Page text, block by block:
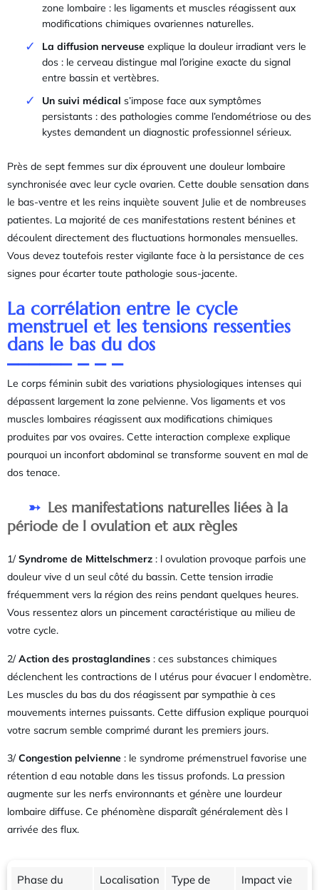
zone lombaire : les ligaments et muscles réagissent aux
modifications chimiques ovariennes naturelles.
La diffusion nerveuse explique la douleur irradiant vers le
dos : le cerveau distingue mal l’origine exacte du signal
entre bassin et vertèbres.
Un suivi médical s’impose face aux symptômes
persistants : des pathologies comme l’endométriose ou des
kystes demandent un diagnostic professionnel sérieux.
Près de sept femmes sur dix éprouvent une douleur lombaire
synchronisée avec leur cycle ovarien. Cette double sensation dans
le bas-ventre et les reins inquiète souvent Julie et de nombreuses
patientes. La majorité de ces manifestations restent bénines et
découlent directement des fluctuations hormonales mensuelles.
Vous devez toutefois rester vigilante face à la persistance de ces
signes pour écarter toute pathologie sous-jacente.
La corrélation entre le cycle
menstruel et les tensions ressenties
dans le bas du dos
Le corps féminin subit des variations physiologiques intenses qui
dépassent largement la zone pelvienne. Vos ligaments et vos
muscles lombaires réagissent aux modifications chimiques
produites par vos ovaires. Cette interaction complexe explique
pourquoi un inconfort abdominal se transforme souvent en mal de
dos tenace.
Les manifestations naturelles liées à la
période de l ovulation et aux règles
1/Syndrome de Mittelschmerz : l ovulation provoque parfois une
douleur vive d un seul côté du bassin. Cette tension irradie
fréquemment vers la région des reins pendant quelques heures.
Vous ressentez alors un pincement caractéristique au milieu de
votre cycle.
2/Action des prostaglandines : ces substances chimiques
déclenchent les contractions de l utérus pour évacuer l endomètre.
Les muscles du bas du dos réagissent par sympathie à ces
mouvements internes puissants. Cette diffusion explique pourquoi
votre sacrum semble comprimé durant les premiers jours.
3/Congestion pelvienne : le syndrome prémenstruel favorise une
rétention d eau notable dans les tissus profonds. La pression
augmente sur les nerfs environnants et génère une lourdeur
lombaire diffuse. Ce phénomène disparaît généralement dès l
arrivée des flux.
Phase du
Localisation
Type de
Impact vie